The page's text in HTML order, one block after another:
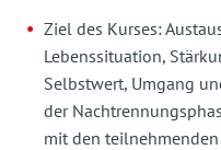
Ziel des Kurses:
Lebenssituation,
Selbstwert, Umgang
der
mit den